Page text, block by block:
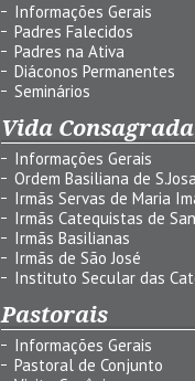
Informações Gerais
Padres Falecidos
Padres na Ativa
Diáconos Permanentes
Seminários
Vida Consagrada
Informações Gerais
Ordem Basiliana de
Irmãs Servas de Maria
Irmãs Catequistas de
Irmãs Basilianas
Irmãs de São José
Instituto Secular das
Pastorais
Informações Gerais
Pastoral de Conjunto